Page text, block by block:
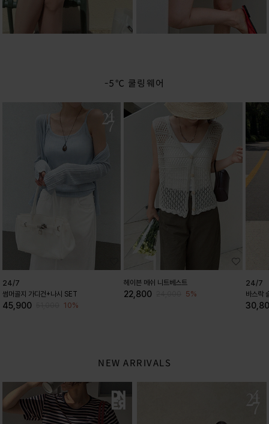
-5℃ 쿨링웨어
24/7
썸머골지 가디건+나시 SET
45,900 10%
헤이븐 메쉬 니트베스트
22,800 5%
24/7
바스락
NEW ARRIVALS